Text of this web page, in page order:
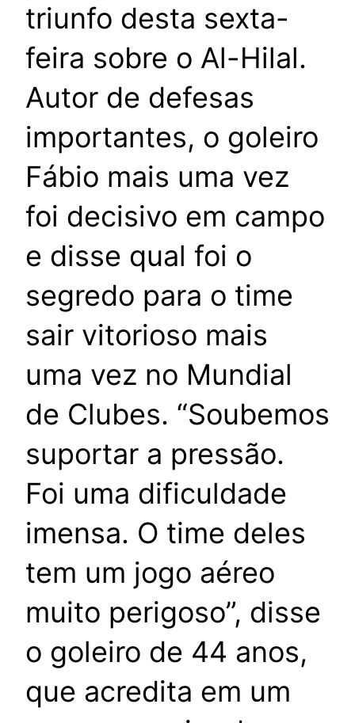
triunfo desta sexta-
feira sobre o Al-Hilal.
Autor de defesas
importantes, o goleiro
Fábio mais uma vez
foi decisivo em campo
e disse qual foi o
segredo para o time
sair vitorioso mais
uma vez no Mundial
de Clubes. “Soubemos
suportar a pressão.
Foi uma dificuldade
imensa. O time deles
tem um jogo aéreo
muito perigoso”, disse
o goleiro de 44 anos,
que acredita em um